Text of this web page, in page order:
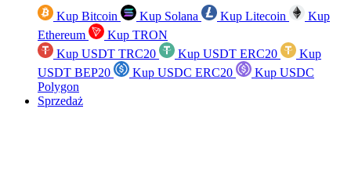
Kup Bitcoin Kup Solana Kup Litecoin
Kup
Ethereum
Kup TRON
Kup USDT TRC20
Kup USDT ERC20
Kup
USDT BEP20
Kup USDC ERC20
Kup USDC
Polygon
Sprzedaż